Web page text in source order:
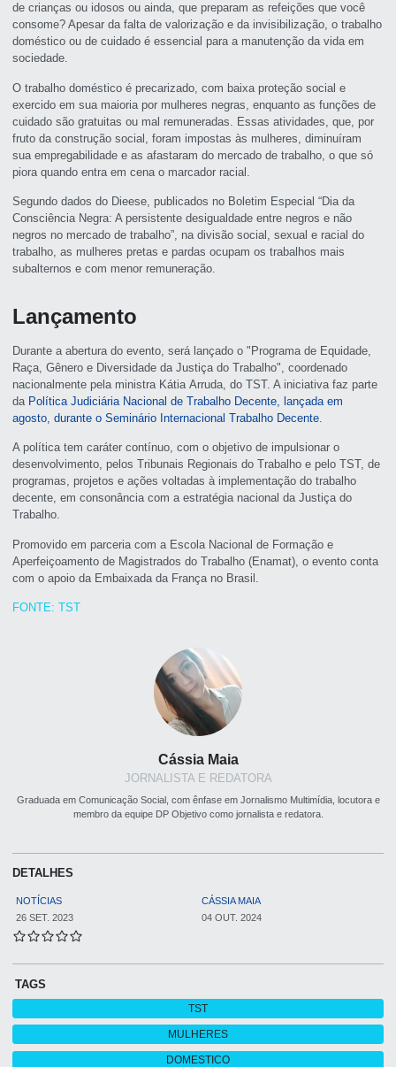
Cássia Maia
JORNALISTA E REDATORA
Graduada em Comunicação Social, com ênfase em Jornalismo Multimídia, locutora e
membro da equipe DP Objetivo como jornalista e redatora.
DETALHES
NOTÍCIAS
CÁSSIA MAIA
26 SET. 2023
04 OUT. 2024
TAGS
TST
MULHERES
DOMESTICO
de crianças ou idosos ou ainda, que preparam as refeições que você
consome? Apesar da falta de valorização e da invisibilização, o trabalho
doméstico ou de cuidado é essencial para a manutenção da vida em
sociedade.
O trabalho doméstico é precarizado, com baixa proteção social e
exercido em sua maioria por mulheres negras, enquanto as funções de
cuidado são gratuitas ou mal remuneradas. Essas atividades, que, por
fruto da construção social, foram impostas às mulheres, diminuíram
sua empregabilidade e as afastaram do mercado de trabalho, o que só
piora quando entra em cena o marcador racial.
Segundo dados do Dieese, publicados no Boletim Especial “Dia da
Consciência Negra: A persistente desigualdade entre negros e não
negros no mercado de trabalho”, na divisão social, sexual e racial do
trabalho, as mulheres pretas e pardas ocupam os trabalhos mais
subalternos e com menor remuneração.
Lançamento
Durante a abertura do evento, será lançado o "Programa de Equidade,
Raça, Gênero e Diversidade da Justiça do Trabalho", coordenado
nacionalmente pela ministra Kátia Arruda, do TST. A iniciativa faz parte
da Política Judiciária Nacional de Trabalho Decente, lançada em
agosto, durante o Seminário Internacional Trabalho Decente.
A política tem caráter contínuo, com o objetivo de impulsionar o
desenvolvimento, pelos Tribunais Regionais do Trabalho e pelo TST, de
programas, projetos e ações voltadas à implementação do trabalho
decente, em consonância com a estratégia nacional da Justiça do
Trabalho.
Promovido em parceria com a Escola Nacional de Formação e
Aperfeiçoamento de Magistrados do Trabalho (Enamat), o evento conta
com o apoio da Embaixada da França no Brasil.
FONTE: TST